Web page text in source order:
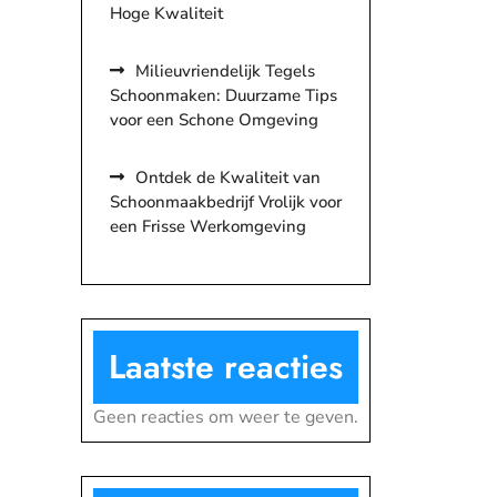
Hoge Kwaliteit
Milieuvriendelijk Tegels
Schoonmaken: Duurzame Tips
voor een Schone Omgeving
Ontdek de Kwaliteit van
Schoonmaakbedrijf Vrolijk voor
een Frisse Werkomgeving
Laatste reacties
Geen reacties om weer te geven.